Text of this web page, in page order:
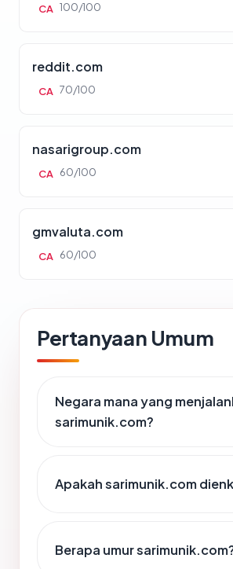
CA 100/100
reddit.com
CA 70/100
nasarigroup.com
CA 60/100
gmvaluta.com
CA 60/100
Pertanyaan Umum
Negara mana yang
sarimunik.com?
Apakah sarimunik.com
Berapa umur